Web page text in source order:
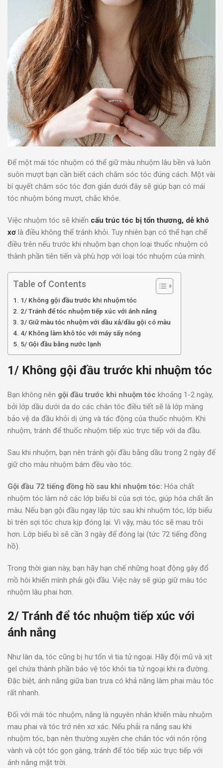
Để một mái tóc nhuộm có thể giữ màu nhuộm lâu bền và luôn
suôn mượt bạn cần biết cách chăm sóc tóc đúng cách. Một vài
bí quyết chăm sóc tóc đơn giản dưới đây sẽ giúp bạn có mái
tóc nhuộm bóng mượt, chắc khỏe.
Việc nhuộm tóc sẽ khiến cấu trúc tóc bị tổn thương, dễ khô
xơ là điều không thể tránh khỏi. Tuy nhiên bạn có thể hạn chế
điều trên nếu trước khi nhuộm bạn chọn loại thuốc nhuộm có
thành phần tiên tiến và phù hợp với loại tóc nhuộm của mình.
Table of Contents
1/ Không gội đầu trước khi nhuộm tóc
2/ Tránh để tóc nhuộm tiếp xúc với ánh nắng
3/ Giữ màu tóc nhuộm với dầu xả/dầu gội có màu
4/ Không làm khô tóc với máy sấy nóng
5/ Gội đầu bằng nước lạnh
1/ Không gội đầu trước khi nhuộm tóc
Bạn không nên gội đầu trước khi nhuộm tóc khoảng 1-2 ngày,
bởi lớp dầu dưới da do các chân tóc điều tiết sẽ là lớp màng
bảo vệ da đầu khỏi dị ứng và tác động của thuốc nhuộm. Khi
nhuộm, tránh để thuốc nhuộm tiếp xúc trực tiếp với da đầu.
Sau khi nhuộm, bạn nên tránh gội đầu bằng dầu trong 2 ngày để
giữ cho màu nhuộm bám đều vào tóc.
Gội đầu 72 tiếng đồng hồ sau khi nhuộm tóc: Hóa chất
nhuộm tóc làm nở các lớp biểu bì của sợi tóc, giúp hóa chất ăn
màu. Nếu bạn gội đầu ngay lập tức sau khi nhuộm tóc, lớp biểu
bì trên sợi tóc chưa kịp đóng lại. Vì vậy, màu tóc sẽ mau trôi
hơn. Lớp biểu bì sẽ cần 3 ngày để đóng lại (tức 72 tiếng đồng
hồ).
Trong thời gian này, bạn hãy hạn chế những hoạt động gây đổ
mồ hôi khiến mình phải gội đầu. Việc này sẽ giúp giữ màu tóc
nhuộm lâu phai hơn.
2/ Tránh để tóc nhuộm tiếp xúc với
ánh nắng
Như làn da, tóc cũng bị hư tổn vì tia tử ngoại. Hãy đội mũ và xịt
gel chứa thành phần bảo vệ tóc khỏi tia tử ngoại khi ra đường.
Đặc biệt, ánh nắng giữa ban trưa có khả năng làm phai màu tóc
rất nhanh.
Đối với mái tóc nhuộm, nắng là nguyên nhân khiến màu nhuộm
mau phai và tóc trở nên xơ xác. Nếu phải ra nắng sau khi
nhuộm tóc, bạn nên thường xuyên che chắn tóc với nón rộng
vành và cột tóc gọn gàng, tránh để tóc tiếp xúc trực tiếp với
ánh nắng mặt trời.